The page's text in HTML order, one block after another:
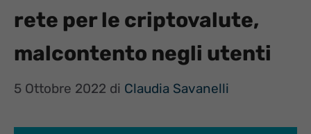
rete per le criptovalute,
malcontento negli utenti
5 Ottobre 2022 di Claudia Savanelli